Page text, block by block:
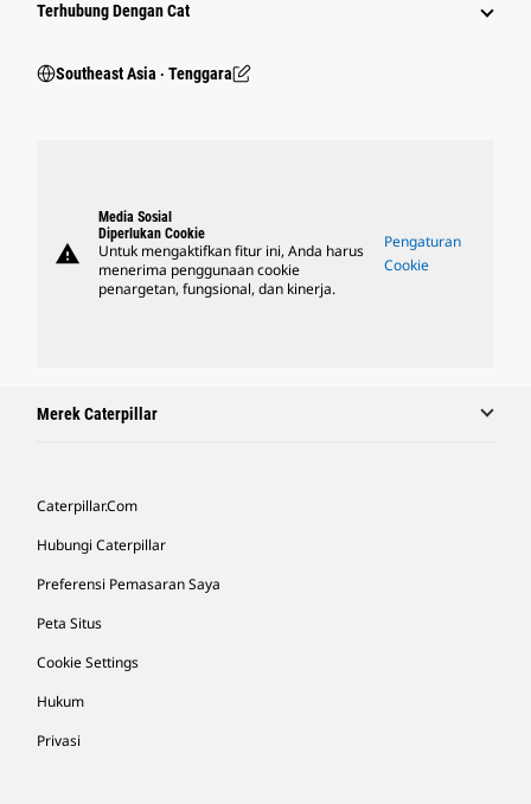
Terhubung Dengan Cat
Southeast Asia ‧ Tenggara
warning
Media Sosial
Diperlukan Cookie
Untuk mengaktifkan fitur ini, Anda harus
menerima penggunaan cookie
penargetan, fungsional, dan kinerja.
Pengaturan
Cookie
Merek Caterpillar
Caterpillar.com
Hubungi Caterpillar
Preferensi Pemasaran Saya
Peta Situs
Cookie Settings
Hukum
Privasi